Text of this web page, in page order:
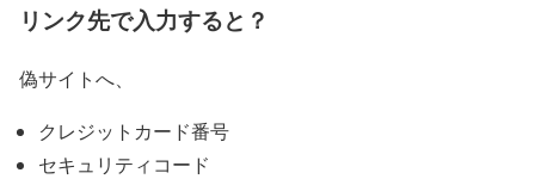
リンク先で入力すると？
偽サイトへ、
クレジットカード番号
セキュリティコード